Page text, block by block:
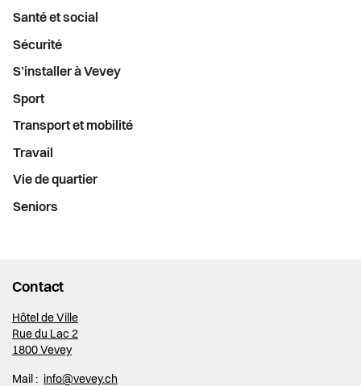
Santé et social
Sécurité
S’installer à Vevey
Sport
Transport et mobilité
Travail
Vie de quartier
Seniors
Contact
Hôtel de Ville
Rue du Lac 2
1800 Vevey
Mail : info@vevey.ch